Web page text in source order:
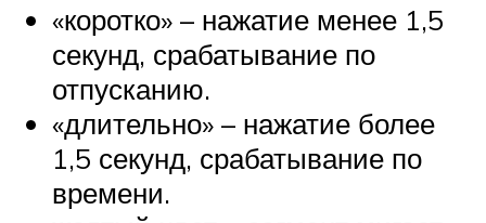
«коротко» – нажатие менее 1,5
секунд, срабатывание по
отпусканию.
«длительно» – нажатие более
1,5 секунд, срабатывание по
времени.